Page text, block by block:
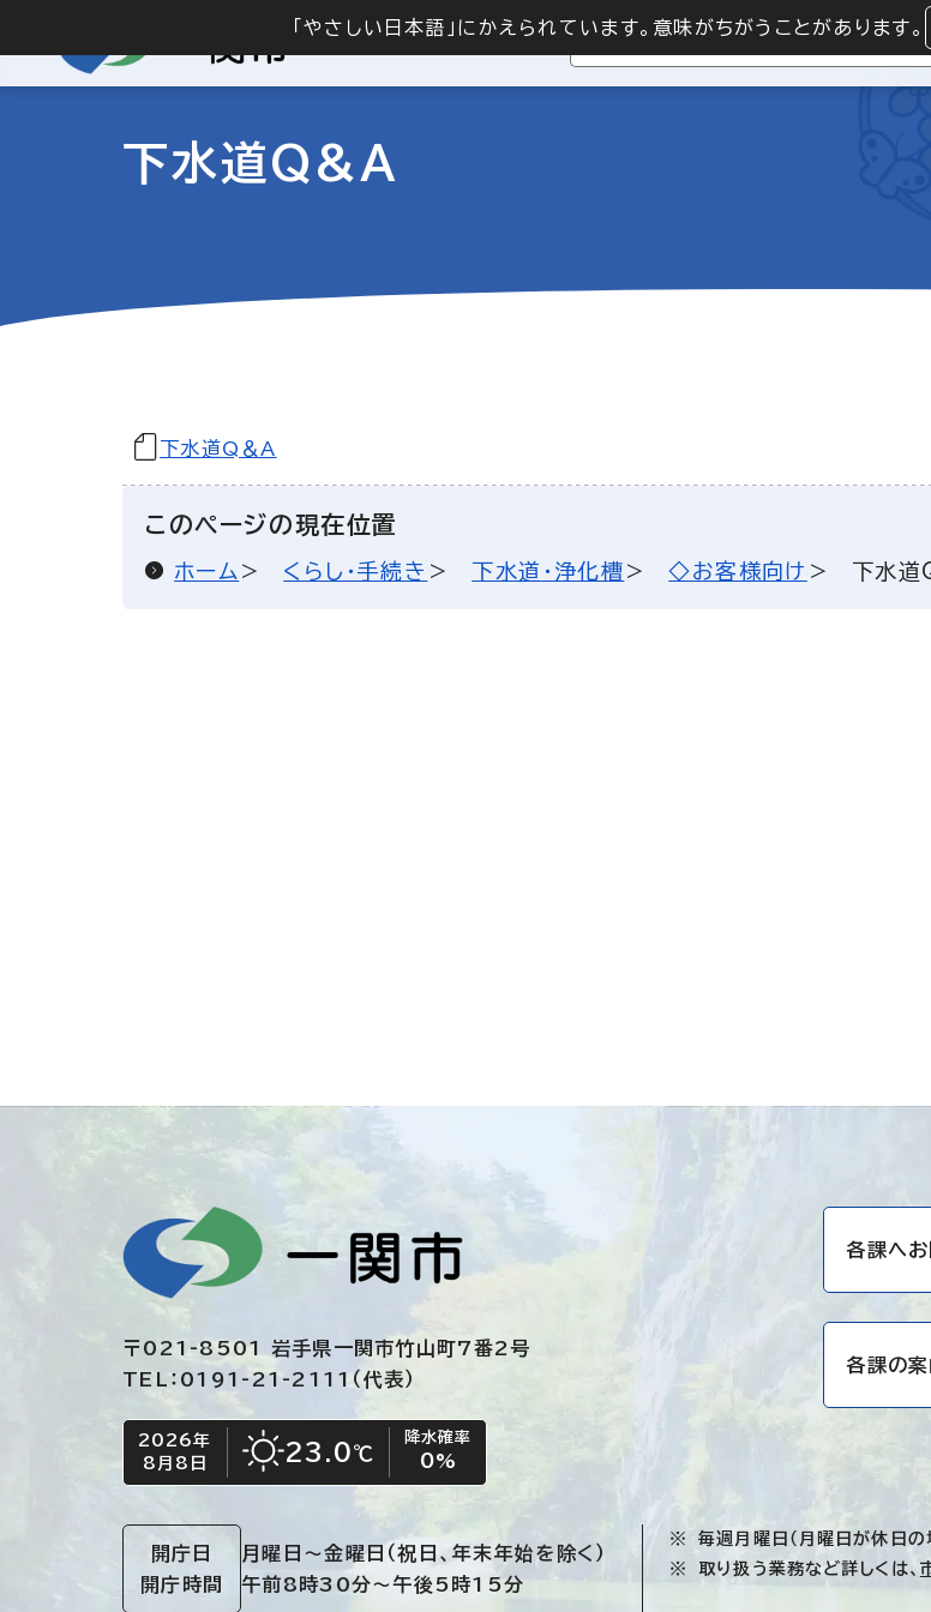
「やさしい日本語」にかえられています。意味がちがうことがあります。
下水道Q&A
下水道Q＆A
このページの現在位置
ホーム くらし・手続き 下水道・浄化槽 ◇お客様向け 下水
〒021-8501 岩手県一関市竹山町7番2号
TEL：0191-21-2111（代表）
今日の日付
2026年
8月8日
今日の天気
晴れ
23.0℃
降水確率
0%
各課へ
各課の案
開庁日
開庁時間
月曜日～金曜日 （祝日、年末年始を除く）
午前8時30分～午後5時15分
毎週月曜日（月曜日が休日
取り扱う業務など詳しくは、